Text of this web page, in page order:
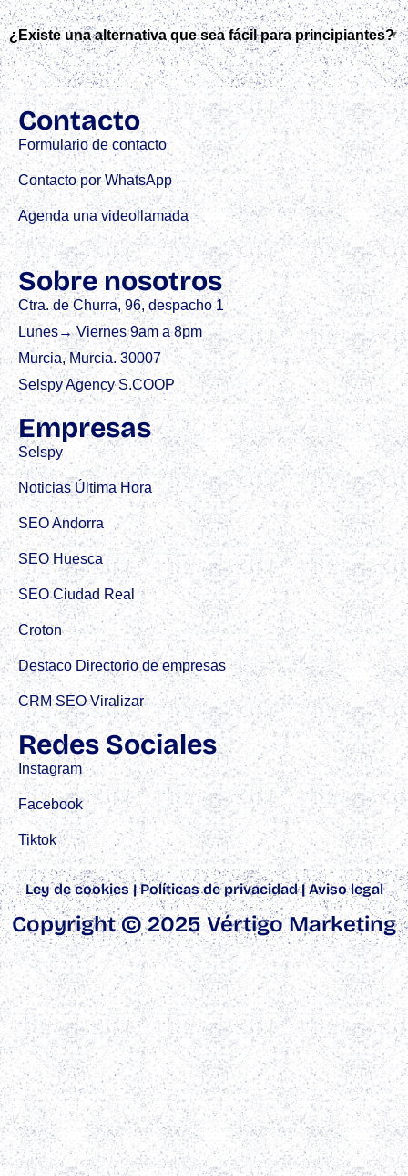
¿Existe una alternativa que sea fácil para principiantes?
Contacto
Formulario de contacto
Contacto por WhatsApp
Agenda una videollamada
Sobre nosotros
Ctra. de Churra, 96, despacho 1
Lunes→ Viernes 9am a 8pm
Murcia, Murcia. 30007
Selspy Agency S.COOP
Empresas
Selspy
Noticias Última Hora
SEO Andorra
SEO Huesca
SEO Ciudad Real
Croton
Destaco Directorio de empresas
CRM SEO Viralizar
Redes Sociales
Instagram
Facebook
Tiktok
Ley de cookies |Políticas de privacidad|Aviso legal
Copyright © 2025 Vértigo Marketing